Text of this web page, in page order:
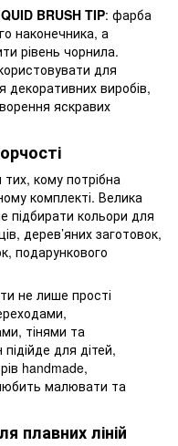
BRUSH TIP: фарба
наконечника, а
рівень чорнила.
для
виробів,
яскравих
тих, кому потрібна
комплекті. Велика
підбирати кольори для
дерев’яних заготовок,
подарункового
не лише прості
тінями та
для дітей,
handmade,
любить малювати та
плавних ліній